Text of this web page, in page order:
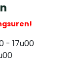
- 17u00